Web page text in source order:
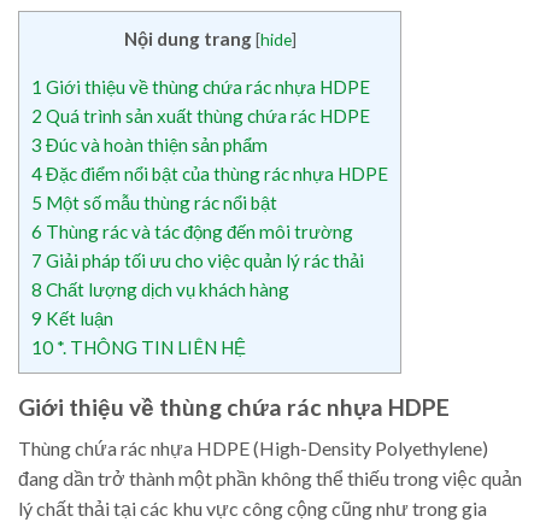
Nội dung trang [hide]
1 Giới thiệu về thùng chứa rác nhựa HDPE
2 Quá trình sản xuất thùng chứa rác HDPE
3 Đúc và hoàn thiện sản phẩm
4Đặc điểm nổi bật của thùng rác nhựa HDPE
5 Một số mẫu thùng rác nổi bật
6 Thùng rác và tác động đến môi trường
7 Giải pháp tối ưu cho việc quản lý rác thải
8 Chất lượng dịch vụ khách hàng
9 Kết luận
10 *. THÔNG TIN LIÊN HỆ
Giới thiệu về thùng chứa rác nhựa HDPE
Thùng chứa rác nhựa HDPE (High-Density Polyethylene)
đang dần trở thành một phần không thể thiếu trong việc quản
lý chất thải tại các khu vực công cộng cũng như trong gia